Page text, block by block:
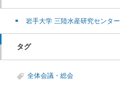
岩手大学 三陸水産研究センター
タグ
全体会議・総会